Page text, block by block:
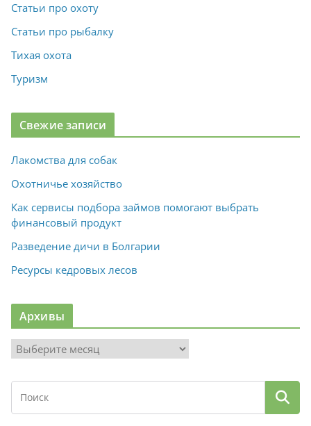
Статьи про охоту
Статьи про рыбалку
Тихая охота
Туризм
Свежие записи
Лакомства для собак
Охотничье хозяйство
Как сервисы подбора займов помогают выбрать
финансовый продукт
Разведение дичи в Болгарии
Ресурсы кедровых лесов
Архивы
х
в